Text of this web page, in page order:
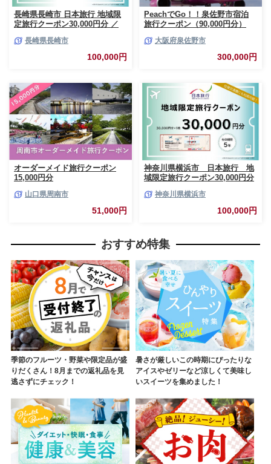
長崎県長崎市 日本旅行 地域限
定旅行クーポン30,000円分 ／
光 旅行 旅行券 長崎県 長崎市
長崎県長崎市
100,000円
PeachでGo！！泉佐野市宿泊
旅行クーポン（90,000円分）
099H387
大阪府泉佐野市
300,000円
オーダーメイド旅行クーポン
15,000円分
山口県周南市
51,000円
神奈川県横浜市 日本旅行 地
域限定旅行クーポン30,000円分
神奈川県横浜市
100,000円
おすすめ特集
季節のフルーツ・野菜や限定品が盛
りだくさん！8月までの返礼品を見
逃さずにチェック！
暑さが厳しいこの時期にぴったりな
アイスやゼリーなど涼しくて美味し
いスイーツを集めました！